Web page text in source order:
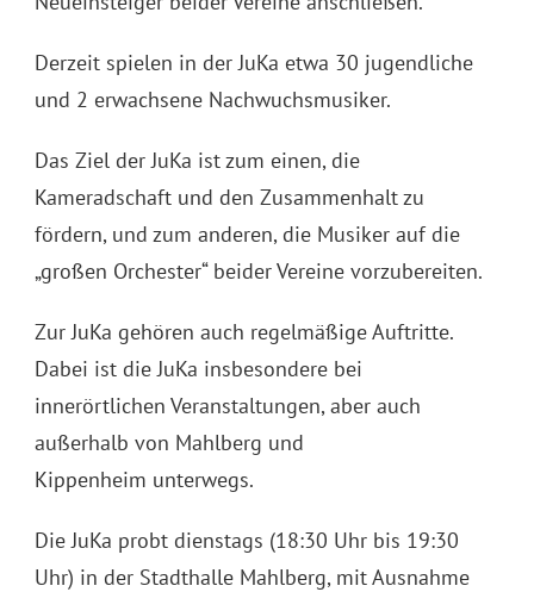
Derzeit spielen in der JuKa etwa 30 jugendliche
und 2 erwachsene Nachwuchsmusiker.
Das Ziel der JuKa ist zum einen, die
Kameradschaft und den Zusammenhalt zu
fördern, und zum anderen, die Musiker auf die
„großen Orchester“ beider Vereine vorzubereiten.
Zur JuKa gehören auch regelmäßige Auftritte.
Dabei ist die JuKa insbesondere bei
innerörtlichen Veranstaltungen, aber auch
außerhalb von Mahlberg und
Kippenheim unterwegs.
Die JuKa probt dienstags (18:30 Uhr bis 19:30
Uhr) in der Stadthalle Mahlberg, mit Ausnahme